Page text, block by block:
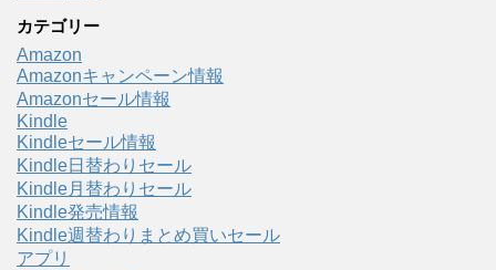
カテゴリー
Amazon
Amazonキャンペーン情報
Amazonセール情報
Kindle
Kindleセール情報
Kindle日替わりセール
Kindle月替わりセール
Kindle発売情報
Kindle週替わりまとめ買いセール
アプリ